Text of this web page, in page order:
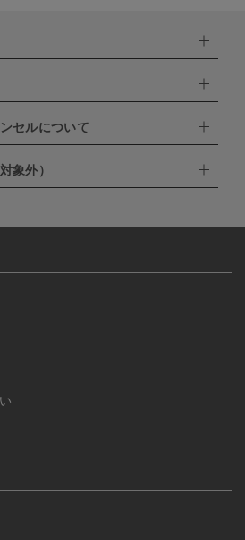
びいただけます。
セルについて
までにご連絡頂いた場合はキャン
ご希望の商品のみ再度ご注文お願いしま
ルが出来ない場合がございます。あらか
象外）
。